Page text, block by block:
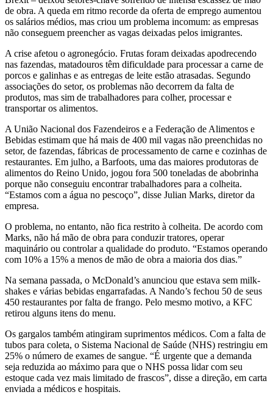
de obra. A queda em ritmo recorde da oferta de emprego aumentou
os salários médios, mas criou um problema incomum: as empresas
não conseguem preencher as vagas deixadas pelos imigrantes.
A crise afetou o agronegócio. Frutas foram deixadas apodrecendo
nas fazendas, matadouros têm dificuldade para processar a carne de
porcos e galinhas e as entregas de leite estão atrasadas. Segundo
associações do setor, os problemas não decorrem da falta de
produtos, mas sim de trabalhadores para colher, processar e
transportar os alimentos.
A União Nacional dos Fazendeiros e a Federação de Alimentos e
Bebidas estimam que há mais de 400 mil vagas não preenchidas no
setor, de fazendas, fábricas de processamento de carne e cozinhas de
restaurantes. Em julho, a Barfoots, uma das maiores produtoras de
alimentos do Reino Unido, jogou fora 500 toneladas de abobrinha
porque não conseguiu encontrar trabalhadores para a colheita.
“Estamos com a água no pescoço”, disse Julian Marks, diretor da
empresa.
O problema, no entanto, não fica restrito à colheita. De acordo com
Marks, não há mão de obra para conduzir tratores, operar
maquinário ou controlar a qualidade do produto. “Estamos operando
com 10% a 15% a menos de mão de obra a maioria dos dias.”
Na semana passada, o McDonald’s anunciou que estava sem milk-
shakes e várias bebidas engarrafadas. A Nando’s fechou 50 de seus
450 restaurantes por falta de frango. Pelo mesmo motivo, a KFC
retirou alguns itens do menu.
Os gargalos também atingiram suprimentos médicos. Com a falta de
tubos para coleta, o Sistema Nacional de Saúde (NHS) restringiu em
25% o número de exames de sangue. “É urgente que a demanda
seja reduzida ao máximo para que o NHS possa lidar com seu
estoque cada vez mais limitado de frascos”, disse a direção, em carta
enviada a médicos e hospitais.